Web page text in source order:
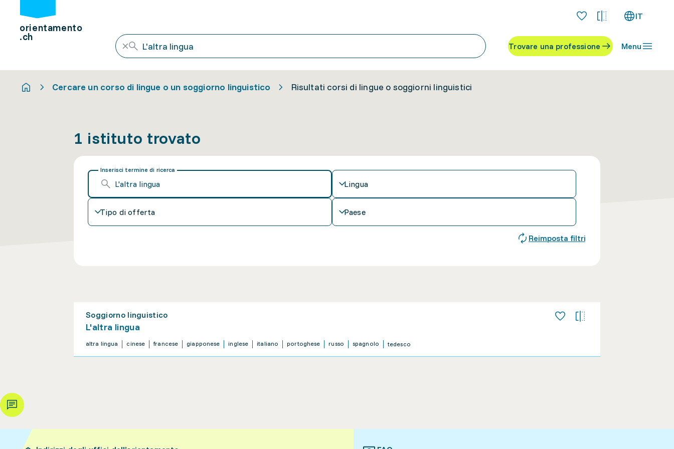
orientamento
.ch
IT
Trovare una professione Menu
Cercare un corso di lingue o un soggiorno linguistico Risultati corsi di lingue o soggiorni linguistici
1 istituto trovato
Inserisci termine di ricerca
Lingua
Tipo di offerta Paese
Reimposta filtri
Soggiorno linguistico
L'altra lingua
altra lingua cinese francese giapponese inglese italiano portoghese russo spagnolo tedesco